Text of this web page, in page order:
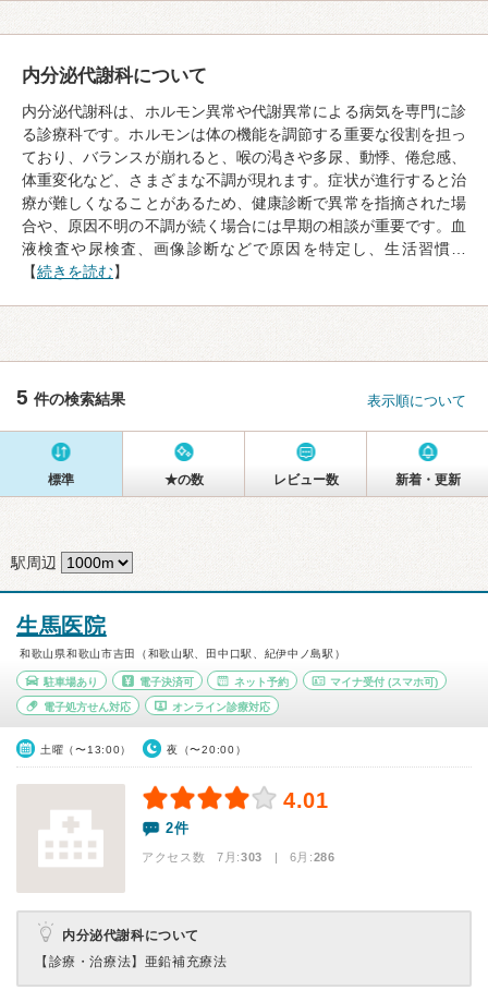
内分泌代謝科について
内分泌代謝科は、ホルモン異常や代謝異常による病気を専門に診
る診療科です。ホルモンは体の機能を調節する重要な役割を担っ
ており、バランスが崩れると、喉の渇きや多尿、動悸、倦怠感、
体重変化など、さまざまな不調が現れます。症状が進行すると治
療が難しくなることがあるため、健康診断で異常を指摘された場
合や、原因不明の不調が続く場合には早期の相談が重要です。血
液検査や尿検査、画像診断などで原因を特定し、生活習慣…
【続きを読む】
5 件の検索結果 表示順について
標準 ★の数 レビュー数 新着・更新
駅周辺
生馬医院
和歌山県和歌山市吉田（和歌山駅、田中口駅、紀伊中ノ島駅）
駐車場あり 電子決済可 ネット予約 マイナ受付 (スマホ可)
電子処方せん対応 オンライン診療対応
土曜（〜13:00） 夜（〜20:00）
4.01
2件
アクセス数 7月:303 | 6月:286
内分泌代謝科について
【診療・治療法】 亜鉛補充療法